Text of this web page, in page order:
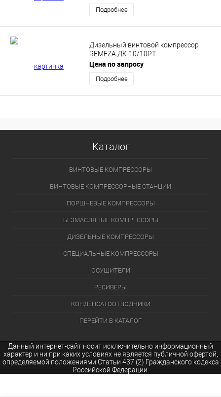
Подробнее
Дизельный винтовой компрессор
REMEZA ДК-10/10РТ
Цена по запросу
Подробнее
Каталог
ВИНТОВЫЕ КОМПРЕССОРЫ
ВИНТОВЫЕ КОМПРЕССОРНЫЕ СТАНЦИИ
ПОРШНЕВЫЕ КОМПРЕССОРЫ
БЕЗМАСЛЯНЫЕ КОМПРЕССОРЫ
ДИЗЕЛЬНЫЕ КОМПРЕССОРЫ
СПЕЦИАЛЬНЫЕ КОМПРЕССОРЫ
ОСУШИТЕЛИ
РЕСИВЕРЫ
КОНДЕНСАТООТВОДЧИКИ
ПЕРЕЙТИ В КАТАЛОГ
Данный интернет-сайт носит исключительно информационный
характер и ни при каких условиях не является публичной офертой,
определяемой положениями Статьи 437 (2) Гражданского кодекса
Российской Федерации.